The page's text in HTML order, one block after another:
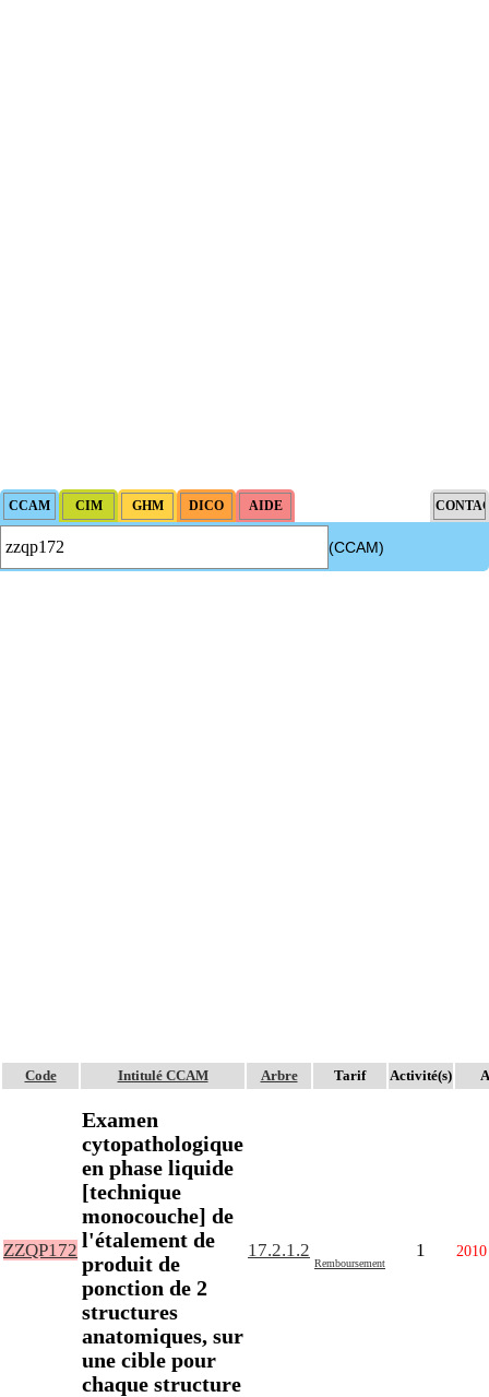
(CCAM)
Code Intitulé CCAM Arbre Tarif Activité(s)
ZZQP172
Examen
cytopathologique
en phase liquide
[technique
monocouche] de
l'étalement de
produit de
ponction de 2
structures
anatomiques, sur
une cible pour
chaque structure
17.2.1.2
Remboursement
1 2010